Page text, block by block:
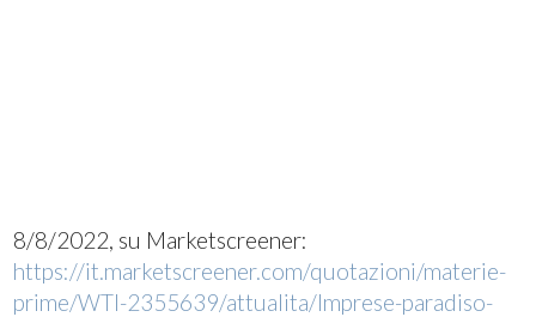
8/8/2022, su Marketscreener:
https://it.marketscreener.com/quotazioni/materie-
prime/WTI-2355639/attualita/Imprese-paradiso-